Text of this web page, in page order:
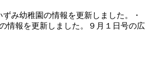
ずみ幼稚園の情報を更新しました。・
情報を更新しました。９月１日号の広